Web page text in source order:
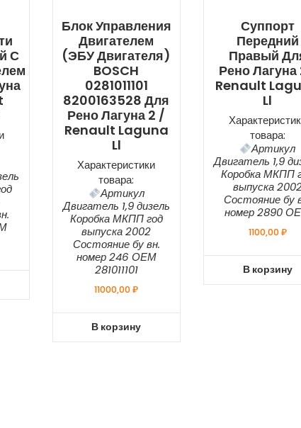
С
Блок Управления
Двигателем
(ЭБУ Двигателя)
BOSCH
0281011101
8200163528 Для
Рено Лагуна 2 /
Renault Laguna
Ll
Характеристики
товара:
Артикул
Двигатель 1,9 дизель
Коробка МКПП год
выпуска 2002
Состояние бу вн.
номер 246 ОЕМ
281011101
11000,00₽
В корзину
Суппорт
Передний
Правый
Рено Лагуна
Renault
Ll
товара:
Артикул
Двигатель 1,9
Коробка МКПП
выпуска
Состояние бу
номер 2890
1100,00₽
В корзину